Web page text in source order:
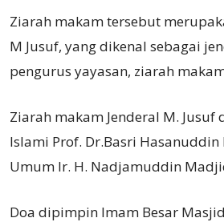
Ziarah makam tersebut
M Jusuf, yang dikenal sebagai
pengurus yayasan, ziarah
Ziarah makam Jenderal M.
Islami Prof. Dr.Basri
Umum Ir. H. Nadjamuddin
Doa dipimpin Imam Besar